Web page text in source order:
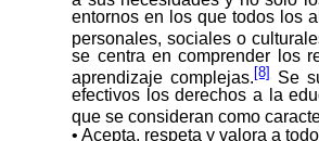
entornos en los que todos los
personales, sociales o
se centra en comprender los
aprendizaje complejas. [8]Se
efectivos los derechos a la
que se consideran como
• Acepta, respeta y valora a